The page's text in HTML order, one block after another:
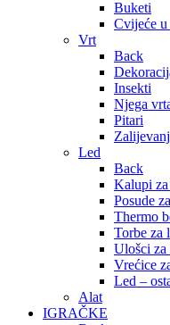
Buketi
Cvijeće u
Vrt
Back
Insekti
Njega
Pitari
Led
Back
Kalupi za
Posude
Thermo
Torbe za
Ulošci
Vrećice
Led –
Alat
IGRAČKE